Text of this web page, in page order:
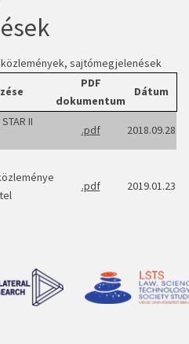
sajtómegjelenések
PDF
dokumentum
Dátum
II
.pdf 2018.09.28
.pdf 2019.01.23